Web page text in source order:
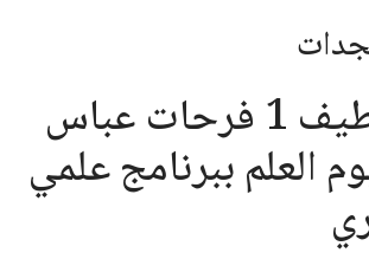
جامعة سطيف 1 فرحات عباس
العلم ببرنامج علمي